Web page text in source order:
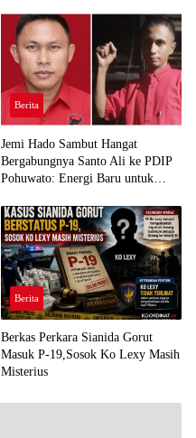
Berita
Jemi Hado Sambut Hangat
Bergabungnya Santo Ali ke PDIP
Pohuwato: Energi Baru untuk
Berita
Berkas Perkara Sianida Gorut
Masuk P-19,Sosok Ko Lexy Masih
Misterius